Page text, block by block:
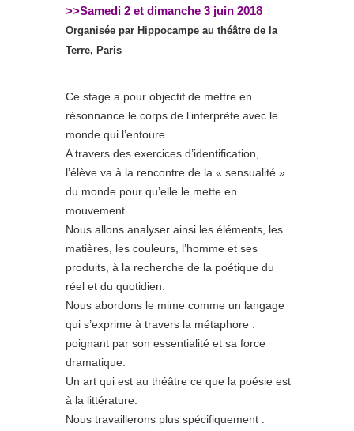
>>Samedi 2 et dimanche 3 juin 2018
Organisée par Hippocampe au théâtre de la
Terre, Paris
Ce stage a pour objectif de mettre en
résonnance le corps de l’interprète avec le
monde qui l’entoure.
A travers des exercices d’identification,
l’élève va à la rencontre de la « sensualité »
du monde pour qu’elle le mette en
mouvement.
Nous allons analyser ainsi les éléments, les
matières, les couleurs, l’homme et ses
produits, à la recherche de la poétique du
réel et du quotidien.
Nous abordons le mime comme un langage
qui s’exprime à travers la métaphore :
poignant par son essentialité et sa force
dramatique.
Un art qui est au théâtre ce que la poésie est
à la littérature.
Nous travaillerons plus spécifiquement :